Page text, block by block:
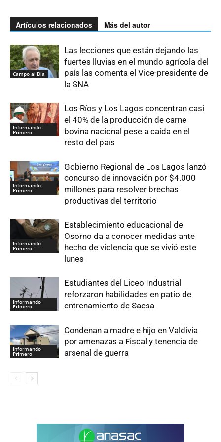
Artículos relacionados Más del autor
Campo al Día
Las lecciones que están dejando las
fuertes lluvias en el mundo agrícola del
país las comenta el Vice-presidente de
la SNA
Informando
Primero
Los Ríos y Los Lagos concentran casi
el 40% de la producción de carne
bovina nacional pese a caída en el
resto del país
Informando
Primero
Gobierno Regional de Los Lagos lanzó
concurso de innovación por $4.000
millones para resolver brechas
productivas del territorio
Informando
Primero
Establecimiento educacional de
Osorno da a conocer medidas ante
hecho de violencia que se vivió este
lunes
Informando
Primero
Estudiantes del Liceo Industrial
reforzaron habilidades en patio de
entrenamiento de Saesa
Informando
Primero
Condenan a madre e hijo en Valdivia
por amenazas a Fiscal y tenencia de
arsenal de guerra